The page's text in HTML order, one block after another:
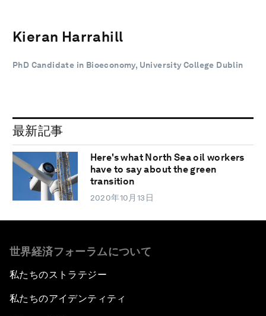
Kieran Harrahill
PhD Candidate in Bioeconomy, University College Dublin
最新記事
Here's what North Sea oil workers
have to say about the green
transition
2020年10月13日
世界経済フォーラムについて
私たちのストラテジー
私たちのアイデンティティ